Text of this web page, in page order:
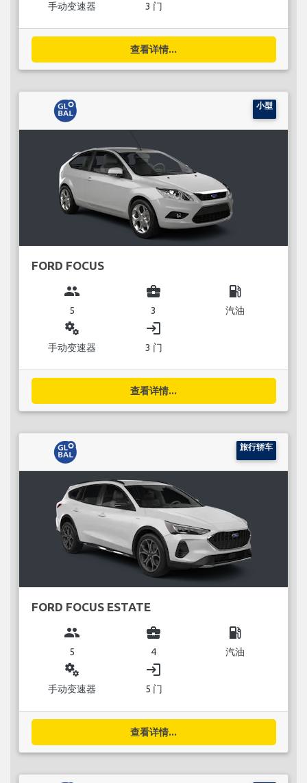
手动变速器 3 门
查看详情...
小型
FORD FOCUS
group
5
business_center
3
local_gas_station
汽油
miscellaneous_services
手动变速器
login
3 门
查看详情...
旅行轿车
FORD FOCUS ESTATE
group
5
business_center
4
local_gas_station
汽油
miscellaneous_services
手动变速器
login
5 门
查看详情...